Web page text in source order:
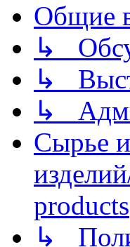
Общие
↳
↳
↳
Сырье
products
↳